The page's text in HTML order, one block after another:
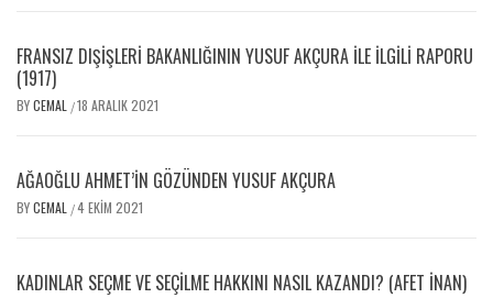
FRANSIZ DIŞIŞLERI BAKANLIĞININ YUSUF AKÇURA ILE İLGILI RAPORU
(1917)
BYCEMAL /18 ARALIK 2021
AĞAOĞLU AHMET’IN GÖZÜNDEN YUSUF AKÇURA
BYCEMAL /4 EKIM 2021
KADINLAR SEÇME VE SEÇILME HAKKINI NASIL KAZANDI? (AFET İNAN)